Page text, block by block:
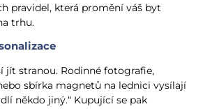
pravidel, která promění váš byt
trhu.
jít stranou. Rodinné fotografie,
sbírka magnetů na lednici vysílají
někdo jiný.“ Kupující se pak